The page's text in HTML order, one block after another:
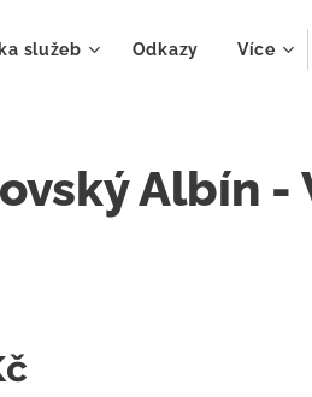
služeb Odkazy Více
Albín -